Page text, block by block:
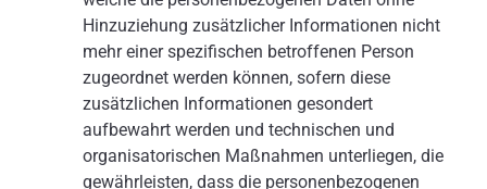
Hinzuziehung zusätzlicher Informationen nicht
mehr einer spezifischen betroffenen Person
zugeordnet werden können, sofern diese
zusätzlichen Informationen gesondert
aufbewahrt werden und technischen und
organisatorischen Maßnahmen unterliegen, die
gewährleisten, dass die personenbezogenen